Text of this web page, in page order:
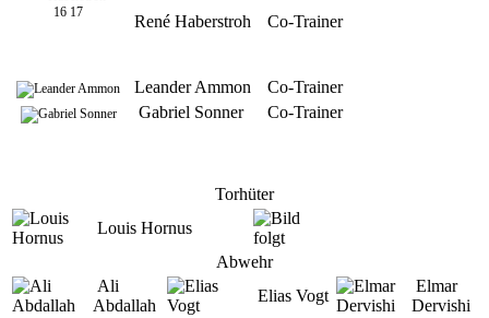
René Haberstroh Co-Trainer
Leander Ammon
Co-Trainer
Gabriel Sonner
Co-Trainer
Torhüter
Louis Hornus
Abwehr
Ali
Abdallah
Elias Vogt
Elmar
Dervishi